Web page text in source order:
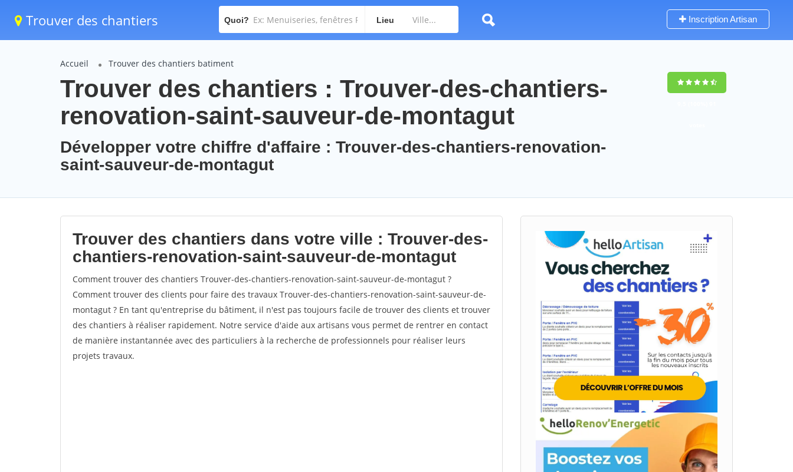
Trouver des chantiers Quoi? Lieu Inscription Artisan
Accueil Trouver des chantiers batiment
Trouver des chantiers : Trouver-des-chantiers-
renovation-saint-sauveur-de-montagut
Développer votre chiffre d'affaire : Trouver-des-chantiers-renovation-
saint-sauveur-de-montagut
Trouver des chantiers dans votre ville : Trouver-des-
chantiers-renovation-saint-sauveur-de-montagut
Comment trouver des chantiers Trouver-des-chantiers-renovation-saint-sauveur-de-montagut ?
Comment trouver des clients pour faire des travaux Trouver-des-chantiers-renovation-saint-sauveur-de-
montagut ? En tant qu'entreprise du bâtiment, il n'est pas toujours facile de trouver des clients et trouver
des chantiers à réaliser rapidement. Notre service d'aide aux artisans vous permet de rentrer en contact
de manière instantannée avec des particuliers à la recherche de professionnels pour réaliser leurs
projets travaux.